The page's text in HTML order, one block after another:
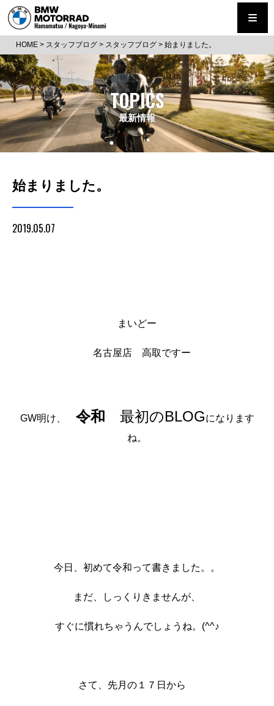
HOME > スタッフブログ > スタッフブログ > 始まりました。
TOPICS
最新情報
始まりました。
2019.05.07
まいどー
名古屋店 高取ですー
GW明け、 令和 最初のBLOGになります
ね。
今日、初めて令和って書きました。。
まだ、しっくりきませんが、
すぐに慣れちゃうんでしょうね。(^^♪
さて、先月の１７日から